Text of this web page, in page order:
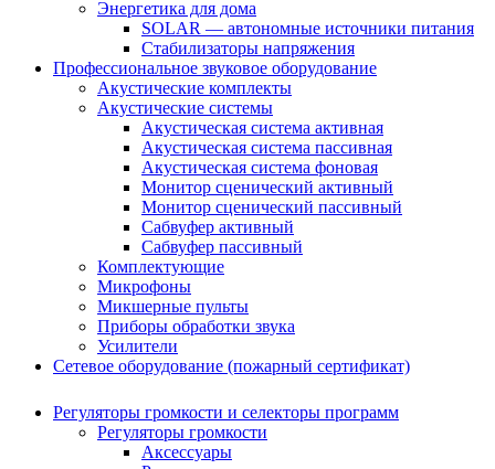
Энергетика для дома
SOLAR — автономные источники питания
Стабилизаторы напряжения
Профессиональное звуковое оборудование
Акустические комплекты
Акустические системы
Акустическая система активная
Акустическая система пассивная
Акустическая система фоновая
Монитор сценический активный
Монитор сценический пассивный
Сабвуфер активный
Сабвуфер пассивный
Комплектующие
Микрофоны
Микшерные пульты
Приборы обработки звука
Усилители
Сетевое оборудование (пожарный сертификат)
Регуляторы громкости и селекторы программ
Регуляторы громкости
Аксессуары